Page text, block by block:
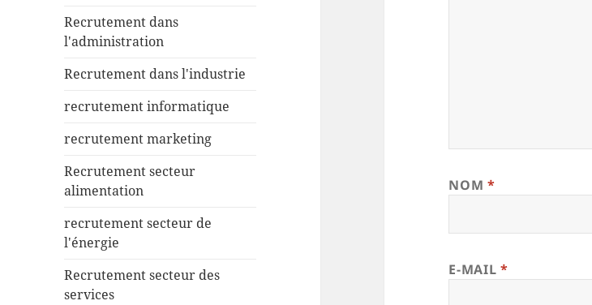
Recrutement dans
l'administration
Recrutement dans l'industrie
recrutement informatique
recrutement marketing
Recrutement secteur
alimentation
recrutement secteur de
l'énergie
Recrutement secteur des
services
NOM *
E-MAIL *